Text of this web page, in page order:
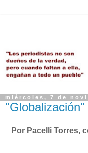
miércoles, 7 de
"Globalización"
Por Pacelli Torres,